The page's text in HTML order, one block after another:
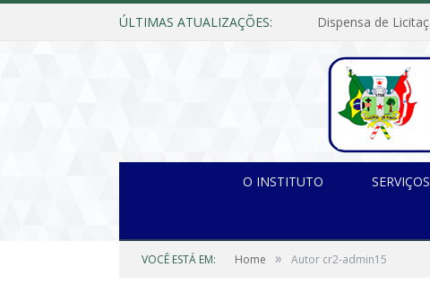
ÚLTIMAS ATUALIZAÇÕES:
O INSTITUTO SERVIÇOS
VOCÊ ESTÁ EM: Home » Autor cr2-admin15